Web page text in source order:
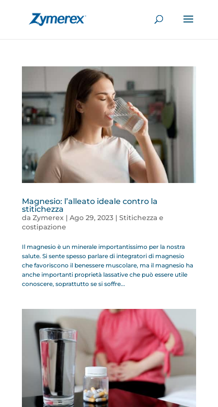
Magnesio: l’alleato ideale contro la
stitichezza
da Zymerex| Ago 29, 2023| Stitichezza e
costipazione
Il magnesio è un minerale importantissimo per la nostra
salute. Si sente spesso parlare di integratori di magnesio
che favoriscono il benessere muscolare, ma il magnesio ha
anche importanti proprietà lassative che può essere utile
conoscere, soprattutto se si soffre...